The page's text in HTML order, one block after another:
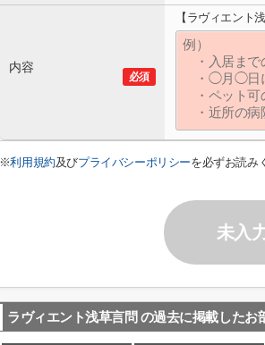
必須
内容
【ラヴィエント
※利用規約及びプライバシーポリシーを必ずお読み
未入
ラヴィエント浅草言問 の過去に掲載したお